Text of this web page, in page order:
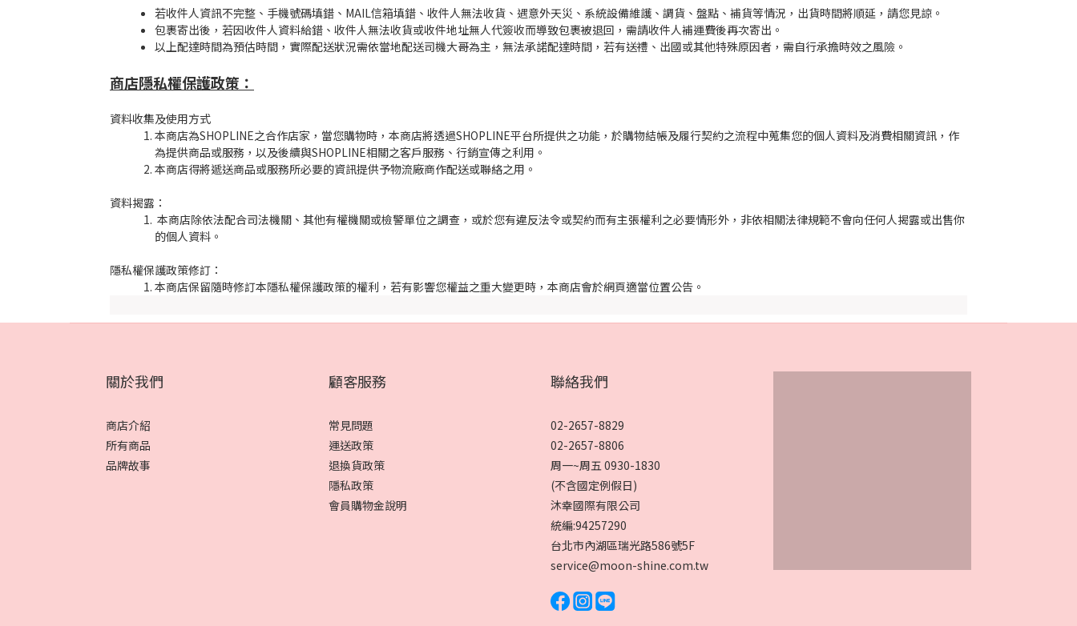
若收件人資訊不完整、手機號碼填錯、MAIL信箱填錯、收件人無法收貨、遇意外天災、系統設備維護、調貨、盤點、補貨等情況，出貨時間將順延，請您見諒。
包裹寄出後，若因收件人資料給錯、收件人無法收貨或收件地址無人代簽收而導致包裹被退回，需請收件人補運費後再次寄出。
以上配達時間為預估時間，實際配送狀況需依當地配送司機大哥為主，無法承諾配達時間，若有送禮、出國或其他特殊原因者，需自行承擔時效之風險。
商店隱私權保護政策：
資料收集及使用方式
本商店為SHOPLINE之合作店家，當您購物時，本商店將透過SHOPLINE平台所提供之功能，於購物結帳及履行契約之流程中蒐集您的個人資料及消費相關資訊，作
為提供商品或服務，以及後續與SHOPLINE相關之客戶服務、行銷宣傳之利用。
本商店得將遞送商品或服務所必要的資訊提供予物流廠商作配送或聯絡之用。
資料揭露：
本商店除依法配合司法機關、其他有權機關或檢警單位之調查，或於您有違反法令或契約而有主張權利之必要情形外，非依相關法律規範不會向任何人揭露或出售你
的個人資料。
隱私權保護政策修訂：
本商店保留隨時修訂本隱私權保護政策的權利，若有影響您權益之重大變更時，本商店會於網頁適當位置公告。
關於我們
商店介紹
所有商品
品牌故事
顧客服務
常見問題
運送政策
退換貨政策
隱私政策
會員購物金說明
聯絡我們
02-2657-8829
02-2657-8806
周一~周五 0930-1830
(不含國定例假日)
沐幸國際有限公司
統編:94257290
台北市內湖區瑞光路586號5F
service@moon-shine.com.tw